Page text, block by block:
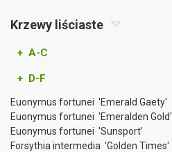
Krzewy liściaste
+ A-C
+ D-F
Euonymus fortunei 'Emerald Gaety'
Euonymus fortunei 'Emeralden Gold'
Euonymus fortunei 'Sunsport'
Forsythia intermedia 'Golden Times'